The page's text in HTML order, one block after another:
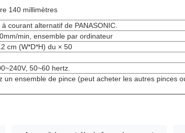
140 millimètres
courant alternatif de PANASONIC.
min, ensemble par ordinateur
cm (W*D*H) du × 50
50~60 hertz.
un ensemble de pince (peut acheter les autres pinces